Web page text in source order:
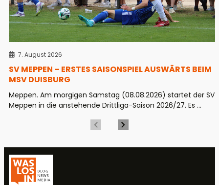
7. August 2026
SV MEPPEN – ERSTES SAISONSPIEL AUSWÄRTS BEIM
MSV DUISBURG
Meppen. Am morgigen Samstag (08.08.2026) startet der SV
Meppen in die anstehende Drittliga-Saison 2026/27. Es ...